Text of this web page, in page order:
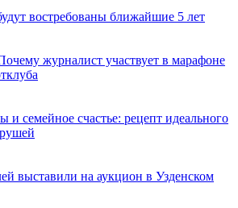
востребованы ближайшие 5 лет
журналист участвует в марафоне
и семейное счастье: рецепт идеального
выставили на аукцион в Узденском